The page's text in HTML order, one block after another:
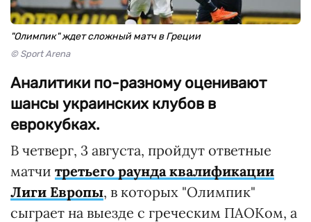
"Олимпик" ждет сложный матч в Греции
© Sport Arena
Аналитики по-разному оценивают
шансы украинских клубов в
еврокубках.
В четверг, 3 августа, пройдут ответные
матчи третьего раунда квалификации
Лиги Европы, в которых "Олимпик"
сыграет на выезде с греческим ПАОКом, а